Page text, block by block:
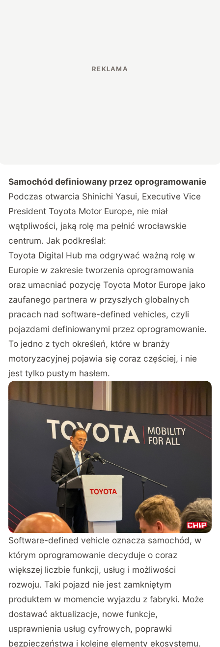
Samochód definiowany przez oprogramowanie
Podczas otwarcia Shinichi Yasui, Executive Vice
President Toyota Motor Europe, nie miał
wątpliwości, jaką rolę ma pełnić wrocławskie
centrum. Jak podkreślał:
Toyota Digital Hub ma odgrywać ważną rolę w
Europie w zakresie tworzenia oprogramowania
oraz umacniać pozycję Toyota Motor Europe jako
zaufanego partnera w przyszłych globalnych
pracach nad software-defined vehicles, czyli
pojazdami definiowanymi przez oprogramowanie.
To jedno z tych określeń, które w branży
motoryzacyjnej pojawia się coraz częściej, i nie
jest tylko pustym hasłem.
Software-defined vehicle oznacza samochód, w
którym oprogramowanie decyduje o coraz
większej liczbie funkcji, usług i możliwości
rozwoju. Taki pojazd nie jest zamkniętym
produktem w momencie wyjazdu z fabryki. Może
dostawać aktualizacje, nowe funkcje,
usprawnienia usług cyfrowych, poprawki
bezpieczeństwa i kolejne elementy ekosystemu.